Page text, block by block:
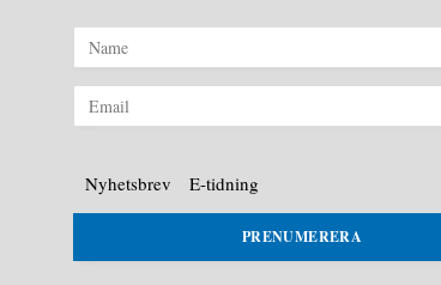
Nyhetsbrev E-tidning
PRENUMERERA